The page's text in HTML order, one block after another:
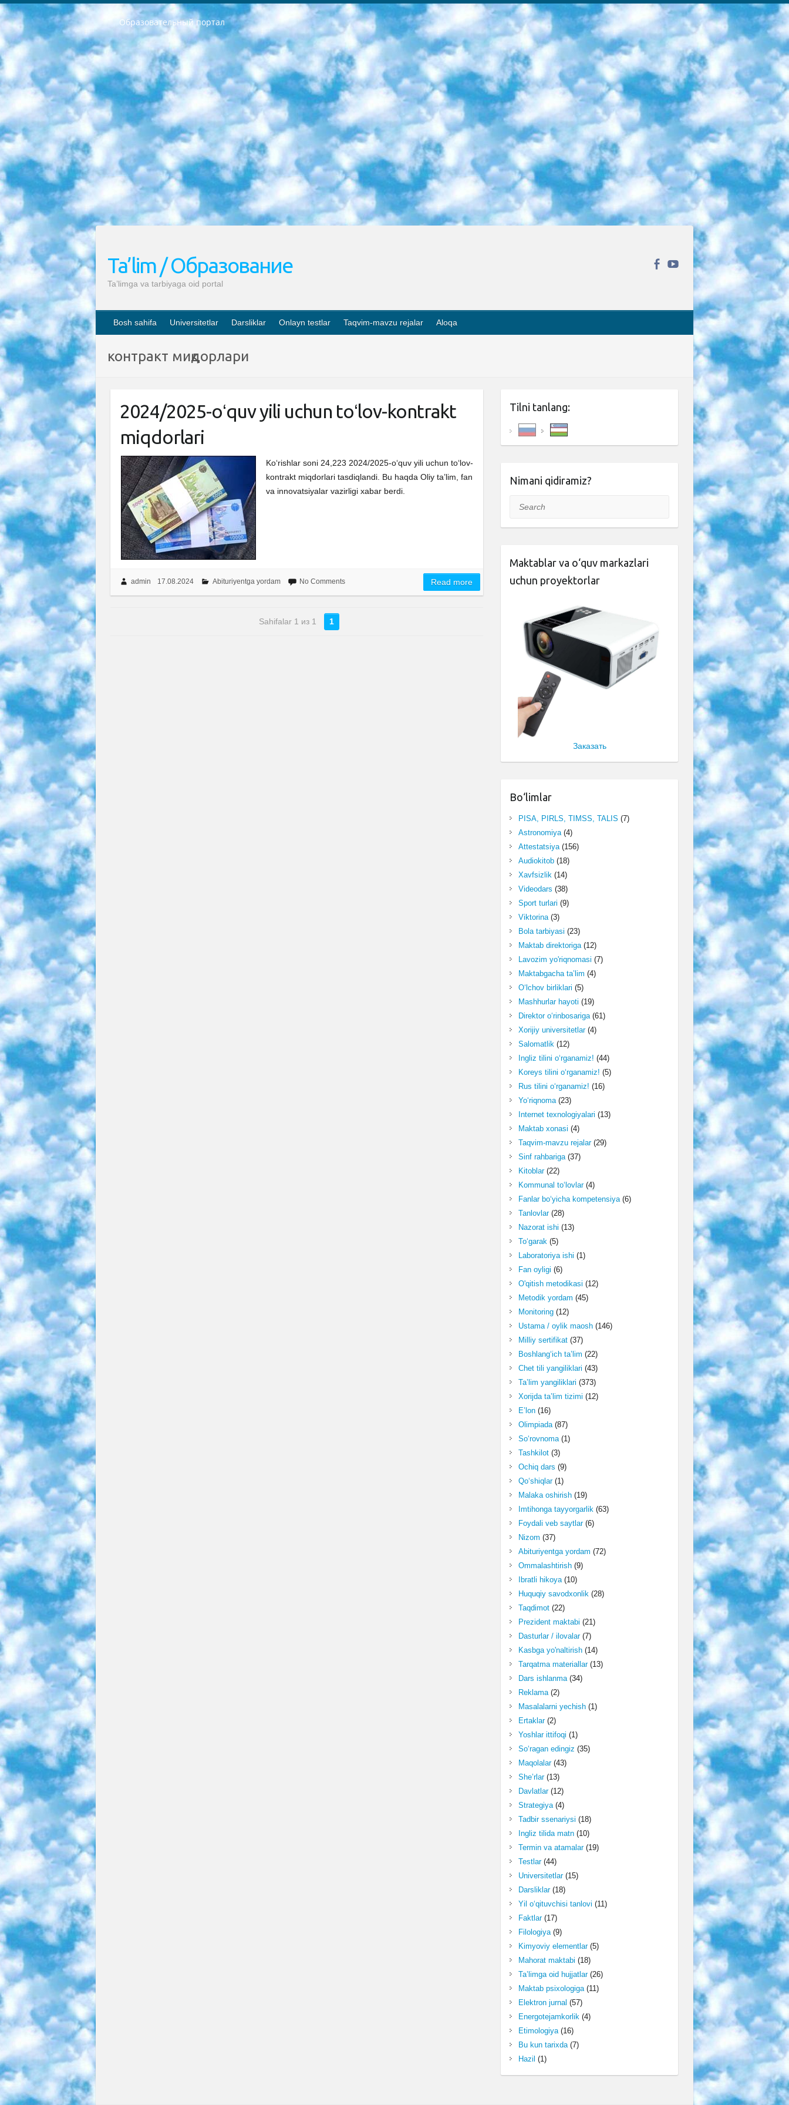
Образовательный портал
РЕСПУБЛИКА УЗБЕКИСТАН МИНИСТРЕРСТВО ДОШКОЛЬНОГО И ШКОЛЬНОГО ОБРАЗОВАНИЯ КОМАНДА в общеобразовательных учреждениях в 2023-2024 учебном году организация и проведение итоговой государственной аттестации обучающихся о Министра дошкольного и школьного образования Республики Узбекистан от 4 марта 2008 года (постановлением Минюста от 20 марта 2008 года № 1778 государственной регистрации) «Итоговое состояние учащихся общего среднего образования на основании положения об утверждении положения об аттестации общего среднего образования выпускной экзамен студентов в образовательных учреждениях в 2023-2024 учебном году В целях организации и прохождения аттестации приказываю: 1. Следующее: перечень предметов, по которым будет проводиться итоговая государственная аттестация и экзамен формы перевода согласно приложению 1; сертификаты международного образца, оценивающие уровень владения иностранными языками перечень согласно приложению 2; 2. Педагогический при специализированных образовательных учреждениях. научно-практический центр квалификации и международной оценки (Д.Давидова) 2024 г. До 25 марта: задания по предметам, по которым будет проводиться итоговая аттестация разработка и утверждение технических условий; итоговая аттестация на основании разработанного предметного задания разработка вопросов по предметам (устно и письменно), экзамен передача; общеобразовательные средние школы и специальные учебные заведения учащиеся выпускных классов школ и интернатов в агентской системе подготовка базы данных экзаменационных материалов и критериев оценки; перевод базы экзаменационных материалов на все языки обучения подать в Республиканский образовательный центр для изготовления; варианты экзаменов на основе разработанных контрольных материалов пусть будут поставлены задачи формирования. 3. Республиканский образовательный центр (Ш.Худайкулов) до 5 апреля 2024 года. до: база данных предоставленных экзаменационных материалов на все языки обучения перевод и экспертиза; для слепых, слабовидящих, глухих, слабослышащих и умственно отсталых детей учащиеся выпускных классов специализированных школ и школ-интернатов база данных экзаменационных материалов на всех преподаваемых языках подготовка критериев оценки; специализированные школы для умственно отсталых детей и технологии для учащихся выпускных классов школ-интернатов разработка соответствующих рекомендаций и критериев проведения ЕГЭ по естествознанию давать задания. 4. Педагогический при специализированных образовательных учреждениях. Научно-практический центр навыков и международной оценки (Д.Давидова), Республика образовательный центр (Худайкулов Ш.) итоговый государственный аттестационный экзамен ориентирован на творческое и логическое мышление при подготовке базы материалов учитывать введение заданий. 5. Следует отметить, что: сертификат государственного образца о знании общеобразовательного предмета и как минимум национальный уровень B1 по предметам на иностранных языках, указанным в Приложении 2. или международно признанный сертификат эквивалентного уровня студенты, изучающие определенный предмет, освобождаются от экзамена; по соответствующим предметам запланирована итоговая государственная аттестация за день до дня, путем жеребьевки Рабочей группой (в письменной форме по предметам, проводимым в форме) из числа сформированных вариантов выбрано 2 варианта; 2 выбранных варианта экзамена анонсированы на официальном сайте министерства и все выпускники по всей стране на основе этих вариантов проводит итоговую государственную аттестацию. 6. Государственное образование учащихся средних общеобразовательных учреждений. знания в соответствии с квалификационными требованиями, которые необходимо приобрести на основании стандартов итоговый (выпускной) контроль для 9 и 11 классов в целях тестирования Экзамены (далее – экзамены) состоят из предметов, перечисленных в приложении 1. будет сделано. 7. Экзамены пройдут с 26 мая по 15 июня 2024 г. (кроме науки физического воспитания). 8. Физическая для учащихся 9 классов общесредних образовательных учреждений. Экзамены по предмету «Образование, квалификация медицина» 1-6 мая 2024 года. сотрудники перевести под присмотр (с отклонениями в физическом или умственном развитии) специализированная школа для детей, школы-интернаты и со сколиозом школы-интернаты санаторного типа для больных детей исключены). 9. Он был слепым, слабовидящим и имел нарушения опорно-двигательного аппарата. экзамены в специализированных школах и интернатах для детей должны проводиться исходя из требований, предъявляемых к общеобразовательным учреждениям (физкультура кроме науки). 10. Специализированная школа для глухих и слабослышащих детей. и экзамены в интернатах и быть реализован в виде письменного теста по математике. 11. Специальность для умственно отсталых детей. Для 9 класса Родной язык и литературное письмо Государственный язык (язык обучения – узбекский). для неклассов) написано Математическое письмо Письменная/устная история Узбекистана Физическое воспитание практично Итоговый контроль Для 11 класса Написание родного языка и литературы (эссе) Математическое письмо Узбекский язык (обучение на узбекском языке) не посещающее общее среднее образование для учреждений)/Образовательное учреждение выбор письменный и устный Иностранный язык письменный/устный Письменная/устная история Узбекистана *По выбору студента:  Химия  Физика  Основы государственного права  География 10 бесплатных образовательных ресурсов - Мы составили подборку онлайн-проектов с интерактивными упражнениями, видеолекциями и статьями. Они помогут вам обрести новые и освежить старые знания бесплатно. 1. «ИНТУИТ» Старейшая образовательная площадка Рунета. Здесь вы найдёте сотни текстовых и видеокурсов на десятки различных тем — от программирования до психологии. Многие курсы подготовлены российскими университетами и крупными международными компаниями вроде Intel и Microsoft. Самостоятельное обучение бесплатное, но желающие могут оплатить услуги персональных наставников. 2. «Смартия» знакомит с актуальными профессиями и подсказывает, как им обучаться. Выбрав заинтересовавшую вас специальность — SMM-специалист, фотограф, веб-дизайнер или другую, — увидите список необходимых для неё умений. Чтобы вы могли освоить их самостоятельно, для каждого умения площадка отображает подборку ссылок на учебные материалы. Хотя «Смартия» ориентируется на русскоязычную аудиторию, часть контента всё же доступна только на английском. 3. «Лекторий Физтеха» Проект Московского физико-технического института (Физтеха). С его помощью вы можете смотреть онлайн серии лекций, записанные на видео в этом вузе. В числе доступных предметов — физика, биология, химия, информационные технологии и другие. К некоторым лекциям администрация ресурса прилагает готовые конспекты, которые можно скачивать в PDF-формате. 4. ITMOcourses Онлайн-площадка Санкт-Петербургского национального исследовательского университета информационных технологий, механики и оптики (ИТМО). Ресурс предоставляет свободный доступ к курсам, разработанным в этом вузе. Каталог материалов разбит на четыре категории: «Оптические системы и технологии», «Приборостроение и робототехника», «Информационные технологии» и «Биотехнологии». Курсы состоят из видеолекций, интерактивных демонстраций и заданий. 5. «КиберЛенинка» Электронная научная библиотека открытого доступа. Каталог площадки регулярно обрастает текстами статей из различных научных изданий. Сгруппированные по журналам и рубрикам публикации можно читать онлайн или скачивать целиком в PDF-формате. Проект нацелен на популяризацию науки за счёт открытого доступа к качественной информации. 6. «ПостНаука» На этом ресурсе публикуют подборки видеолекций, составленные экспертами из разных отраслей и объединённые общими темами. Среди них, к примеру, есть серии «Биоинформатика и геномика», «Культура средневековой Скандинавии» и Cinema Studies о теории кино. Каждая подборка лекций — логически связанная история, рассказанная экспертом от первого лица. Кроме того, на сайте появляются научно-образовательные статьи и тесты на разные темы. 7. «Newочём» Команда проекта «Newочём» отбирает самые интересные тексты из англоязычных СМИ и переводит те из них, за которые голосуют участники сообщества «ВКонтакте». По большей части это научно-популярные статьи. Редакторы придумывают лишь заголовки, в остальном содержание переводов соответствует оригиналам. Полные тексты можно читать прямо в социальной сети. 8. InternetUrok Онлайн-база материалов по основным дисциплинам школьной программы. Информация на сайте структурирована по классам, предметам и темам (урокам). Каждый урок состоит из видеолекций и конспектов. Есть также интерактивные тренажёры и тесты для закрепления пройденного материала. Даже если вы давно окончили школу, возможность повторить программу старших классов всегда может пригодиться. 9. Edutainme Ещё один ресурс об образовании. В отличие от Newtonew, как мне кажется, Edutainme больше ориентируется на представителей индустрии: педагогов, предпринимателей, разработчиков образовательных проектов. Но и любой, кто просто стремится к саморазвитию, найдёт на сайте много полезного и интересного для себя. Например, информацию о новых курсах и образовательных сервисах. 10. Newtonew Онлайн-медиа об образовании и обучении в широком смысле. Авторы Newtonew пишут об инструментах, заведениях, тактиках и стратегиях, которые помогают учить других и получать новые знания самостоятельно. На этой площадке вы найдёте новости, обзоры, аналитические мат
Ta’lim / Образование
Ta’limga va tarbiyaga oid portal
Bosh sahifa Universitetlar Darsliklar Onlayn testlar Taqvim-mavzu rejalar Aloqa
контракт миқдорлари
2024/2025-oʻquv yili uchun toʻlov-kontrakt
miqdorlari
Ko‘rishlar soni 24,223 2024/2025-oʻquv yili uchun toʻlov-
kontrakt miqdorlari tasdiqlandi. Bu haqda Oliy ta’lim, fan
va innovatsiyalar vazirligi xabar berdi.
admin 17.08.2024 Abituriyentga yordam No Comments Read more
Sahifalar 1 из 1 1
Tilni tanlang:
Nimani qidiramiz?
Search
Maktablar va o‘quv markazlari
uchun proyektorlar
Заказать
Bo‘limlar
PISA, PIRLS, TIMSS, TALIS (7)
Astronomiya(4)
Attestatsiya(156)
Audiokitob(18)
Xavfsizlik(14)
Videodars (38)
Sport turlari (9)
Viktorina(3)
Bola tarbiyasi (23)
Maktab direktoriga(12)
Lavozim yo'riqnomasi (7)
Maktabgacha ta’lim (4)
O‘lchov birliklari (5)
Mashhurlar hayoti (19)
Direktor o‘rinbosariga(61)
Xorijiy universitetlar(4)
Salomatlik(12)
Ingliz tilini o‘rganamiz! (44)
Koreys tilini o‘rganamiz! (5)
Rus tilini o‘rganamiz! (16)
Yo‘riqnoma(23)
Internet texnologiyalari (13)
Maktab xonasi (4)
Taqvim-mavzu rejalar(29)
Sinf rahbariga(37)
Kitoblar(22)
Kommunal to‘lovlar(4)
Fanlar bo‘yicha kompetensiya(6)
Tanlovlar(28)
Nazorat ishi (13)
To‘garak(5)
Laboratoriya ishi (1)
Fan oyligi (6)
O'qitish metodikasi (12)
Metodik yordam (45)
Monitoring(12)
Ustama / oylik maosh(146)
Milliy sertifikat(37)
Boshlang‘ich ta’lim (22)
Chet tili yangiliklari (43)
Ta’lim yangiliklari (373)
Xorijda ta’lim tizimi (12)
E’lon(16)
Olimpiada(87)
So‘rovnoma(1)
Tashkilot(3)
Ochiq dars (9)
Qo‘shiqlar(1)
Malaka oshirish(19)
Imtihonga tayyorgarlik(63)
Foydali veb saytlar(6)
Nizom (37)
Abituriyentga yordam (72)
Ommalashtirish(9)
Ibratli hikoya(10)
Huquqiy savodxonlik(28)
Taqdimot(22)
Prezident maktabi (21)
Dasturlar / ilovalar(7)
Kasbga yo'naltirish(14)
Tarqatma materiallar(13)
Dars ishlanma(34)
Reklama(2)
Masalalarni yechish(1)
Ertaklar(2)
Yoshlar ittifoqi (1)
So‘ragan edingiz (35)
Maqolalar(43)
She’rlar(13)
Davlatlar(12)
Strategiya(4)
Tadbir ssenariysi (18)
Ingliz tilida matn(10)
Termin va atamalar(19)
Testlar(44)
Universitetlar(15)
Darsliklar(18)
Yil o‘qituvchisi tanlovi (11)
Faktlar(17)
Filologiya(9)
Kimyoviy elementlar(5)
Mahorat maktabi (18)
Ta’limga oid hujjatlar(26)
Maktab psixologiga(11)
Elektron jurnal (57)
Energotejamkorlik(4)
Etimologiya(16)
Bu kun tarixda(7)
Hazil (1)